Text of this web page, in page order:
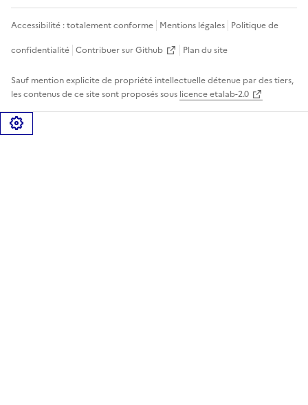
Accessibilité : totalement conforme Mentions légales Politique de
confidentialité Contribuer sur Github Plan du site
Sauf mention explicite de propriété intellectuelle détenue par des tiers,
les contenus de ce site sont proposés sous licence etalab-2.0
Gérer les cookies